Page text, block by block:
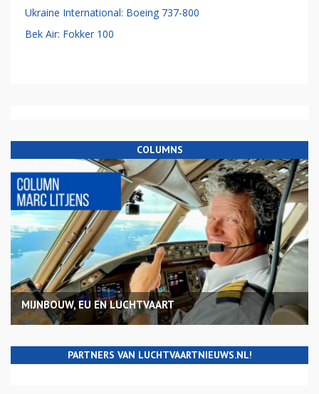
Ukraine International: Boeing 737-800
Bek Air: Fokker 100
COLUMNS
MIJNBOUW, EU EN LUCHTVAART
PARTNERS VAN LUCHTVAARTNIEUWS.NL!